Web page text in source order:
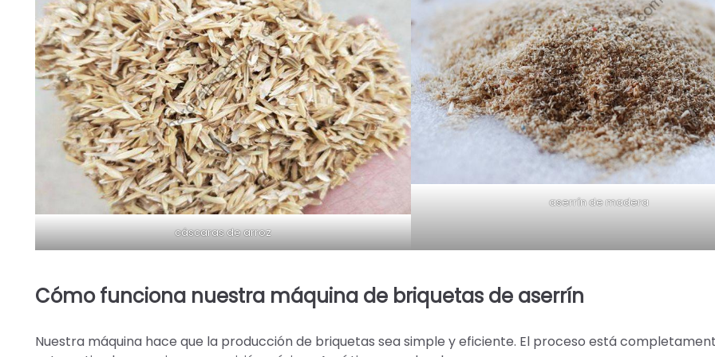
cáscaras de arroz
aserrín de madera
Cómo funciona nuestra máquina de briquetas de aserrín
Nuestra máquina hace que la producción de briquetas sea simple y eficiente. El proceso está